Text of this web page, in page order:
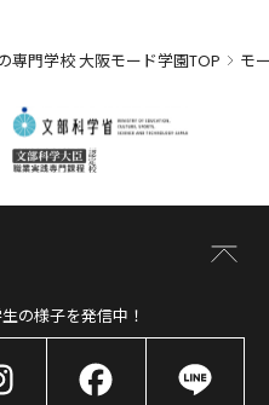
専門学校 大阪モード学園TOP モ
の様子を発信中！